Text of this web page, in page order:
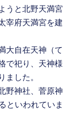
うと北野天満宮
宰府天満宮を建
大自在天神（て
で祀り、天神様
ました。
野神社、菅原神
といわれていま